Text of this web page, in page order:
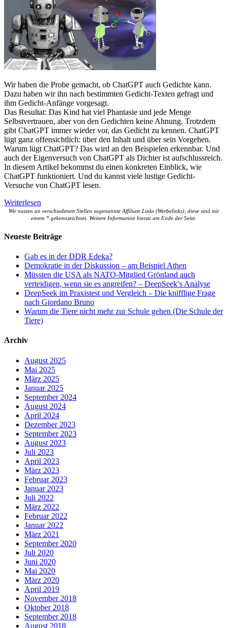
Wir haben die Probe gemacht, ob ChatGPT auch Gedichte kann.
Dazu haben wir ihn nach bestimmten Gedicht-Texten gefragt und
ihm Gedicht-Anfänge vorgesagt.
Das Resultat: Das Kind hat viel Phantasie und jede Menge
Selbstvertrauen, aber von den Gedichten keine Ahnung. Trotzdem
gibt ChatGPT immer wieder vor, das Gedicht zu kennen. ChatGPT
lügt ganz offensichtlich: über den Inhalt und über sein Vorgehen.
Warum lügt ChatGPT? Das wird an den Beispielen erkennbar. Und
auch der Eigenversuch von ChatGPT als Dichter ist aufschlussreich.
In diesem Artikel bekommst du einen konkreten Einblick, wie
ChatGPT funktioniert. Und du kannst viele lustige Gedicht-
Versuche von ChatGPT lesen.
Weiterlesen
Wir nutzen an verschiedenen Stellen sogenannte Affiliate Links (Werbelinks), diese sind mit
einem * gekennzeichnet. Weitere Information hierzu am Ende der Seite.
Neueste Beiträge
Gab es in der DDR Edeka?
Demokratie in der Diskussion – am Beispiel Athen
Müssten die USA als NATO-Mitglied Grönland auch
verteidigen, wenn sie es angreifen? – DeepSeek’s Analyse
DeepSeek im Praxistest und Vergleich – Die knifflige Frage
nach Giordano Bruno
Warum die Tiere nicht mehr zur Schule gehen (Die Schule der
Tiere)
Archiv
August 2025
Mai 2025
März 2025
Januar 2025
September 2024
August 2024
April 2024
Dezember 2023
September 2023
August 2023
Juli 2023
April 2023
März 2023
Februar 2023
Januar 2023
Juli 2022
März 2022
Februar 2022
Januar 2022
März 2021
September 2020
Juli 2020
Juni 2020
Mai 2020
März 2020
April 2019
November 2018
Oktober 2018
September 2018
August 2018